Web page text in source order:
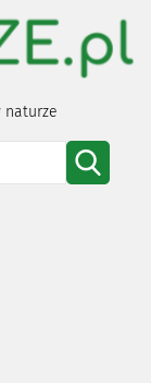
naturze